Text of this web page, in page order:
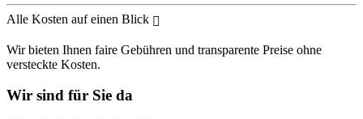
Alle Kosten auf einen Blick
Wir bieten Ihnen faire Gebühren und transparente Preise ohne
versteckte Kosten.
Wir sind für Sie da